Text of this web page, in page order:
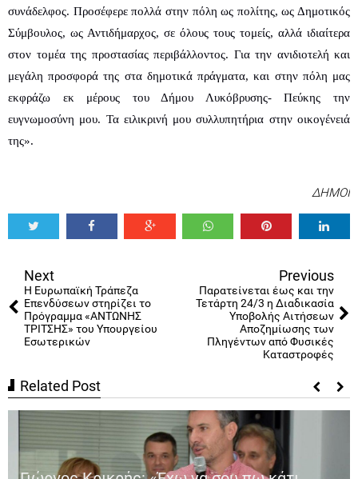
συνάδελφος. Προσέφερε πολλά στην πόλη ως πολίτης, ως Δημοτικός
Σύμβουλος, ως Αντιδήμαρχος, σε όλους τους τομείς, αλλά ιδιαίτερα
στον τομέα της προστασίας περιβάλλοντος. Για την ανιδιοτελή και
μεγάλη προσφορά της στα δημοτικά πράγματα, και στην πόλη μας
εκφράζω εκ μέρους του Δήμου Λυκόβρυσης- Πεύκης την
ευγνωμοσύνη μου. Τα ειλικρινή μου συλλυπητήρια στην οικογένειά
της».
ΔΗΜΟΙ
Next
Η Ευρωπαϊκή Τράπεζα
Επενδύσεων στηρίζει το
Πρόγραμμα «ΑΝΤΩΝΗΣ
ΤΡΙΤΣΗΣ» του Υπουργείου
Εσωτερικών
Previous
Παρατείνεται έως και την
Τετάρτη 24/3 η Διαδικασία
Υποβολής Αιτήσεων
Αποζημίωσης των
Πληγέντων από Φυσικές
Καταστροφές
Related Post